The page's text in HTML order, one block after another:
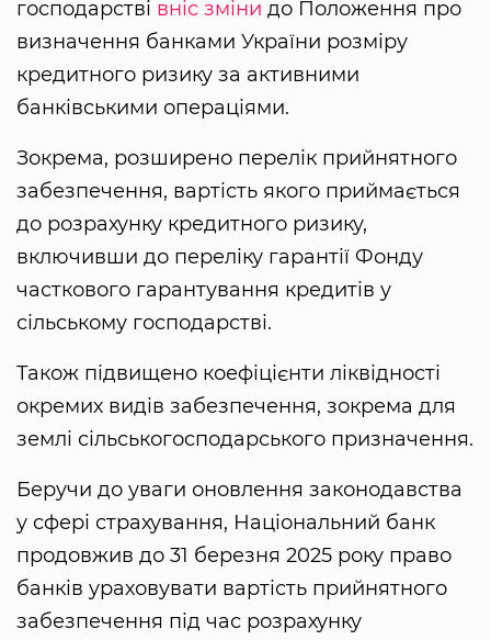
господарстві вніс зміни до Положення про
визначення банками України розміру
кредитного ризику за активними
банківськими операціями.
Зокрема, розширено перелік прийнятного
забезпечення, вартість якого приймається
до розрахунку кредитного ризику,
включивши до переліку гарантії Фонду
часткового гарантування кредитів у
сільському господарстві.
Також підвищено коефіцієнти ліквідності
окремих видів забезпечення, зокрема для
землі сільськогосподарського призначення.
Беручи до уваги оновлення законодавства
у сфері страхування, Національний банк
продовжив до 31 березня 2025 року право
банків ураховувати вартість прийнятного
забезпечення під час розрахунку